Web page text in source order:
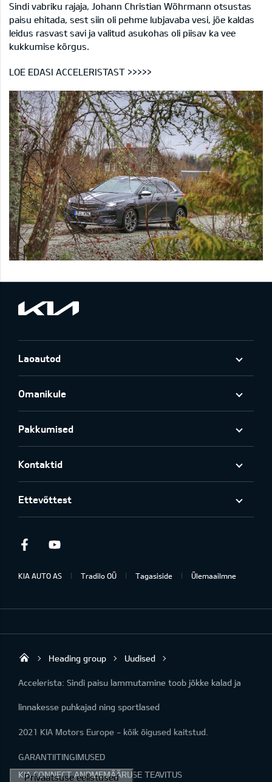
Sindi vabriku rajaja, Johann Christian Wöhrmann otsustas
paisu ehitada, sest siin oli pehme lubjavaba vesi, jõe kaldas
leidus rasvast savi ja valitud asukohas oli piisav ka vee
kukkumise kõrgus.
LOE EDASI ACCELERISTAST >>>>>
Laoautod
Omanikule
Pakkumised
Kontaktid
Ettevõttest
Facebook
KIA AUTO AS Tradilo OÜ Tagasiside Ülemaailmne
Tradilo OÜ
Heading group Uudised
Accelerista: Sindi paisu lammutamine toob jõkke kalad ja
linnakesse puhkajad ning sportlased
2021 KIA Motors Europe - kõik õigused kaitstud.
GARANTIITINGIMUSED
KIA CONNECT ANDMEMÄÄRUSE TEAVITUS